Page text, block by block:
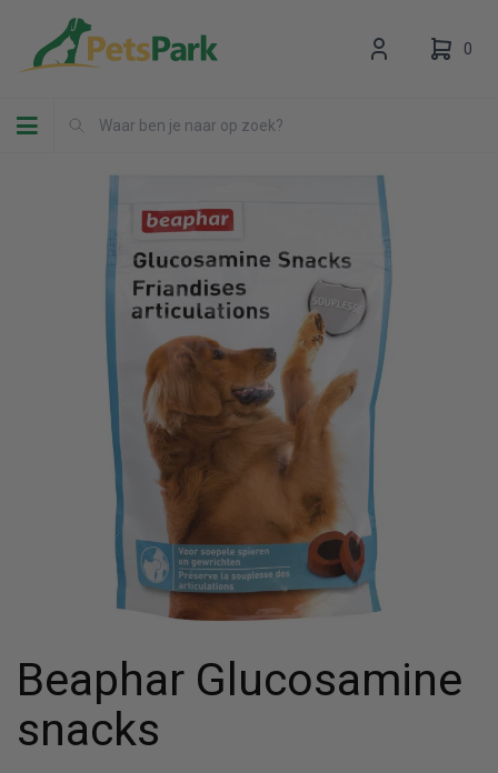
Toggle navigation
0
Uw winkelwagen is leeg.
Vul hem met producten.
Beaphar Glucosamine
snacks